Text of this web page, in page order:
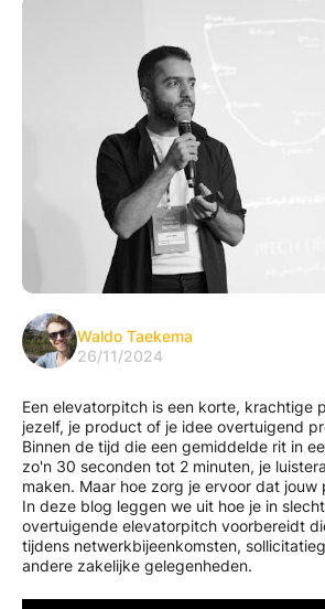
Waldo Taekema
26/11/2024
Een elevatorpitch is een korte, krachtige
jezelf, je product of je idee overtuigend
Binnen de tijd die een gemiddelde rit in
zo'n 30 seconden tot 2 minuten, je
maken. Maar hoe zorg je ervoor dat
In deze blog leggen we uit hoe je in
overtuigende elevatorpitch voorbereidt
tijdens netwerkbijeenkomsten,
andere zakelijke gelegenheden.